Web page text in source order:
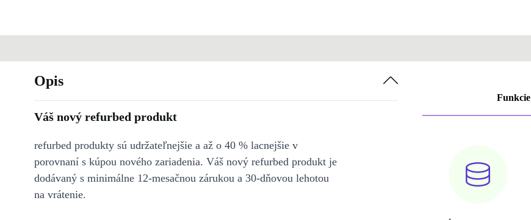
Funkcie
Opis
Váš nový refurbed produkt
refurbed produkty sú udržateľnejšie a až o 40 % lacnejšie v
porovnaní s kúpou nového zariadenia. Váš nový refurbed produkt je
dodávaný s minimálne 12-mesačnou zárukou a 30-dňovou lehotou
na vrátenie.